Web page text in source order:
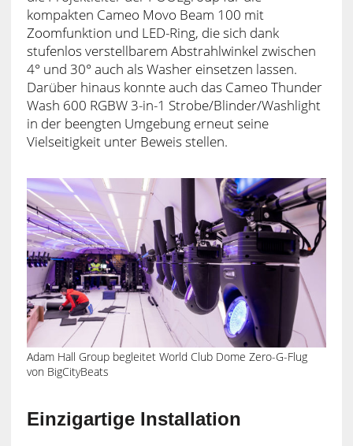
kompakten Cameo Movo Beam 100 mit
Zoomfunktion und LED-Ring, die sich dank
stufenlos verstellbarem Abstrahlwinkel zwischen
4° und 30° auch als Washer einsetzen lassen.
Darüber hinaus konnte auch das Cameo Thunder
Wash 600 RGBW 3-in-1 Strobe/Blinder/Washlight
in der beengten Umgebung erneut seine
Vielseitigkeit unter Beweis stellen.
Adam Hall Group begleitet World Club Dome Zero-G-Flug
von BigCityBeats
Einzigartige Installation